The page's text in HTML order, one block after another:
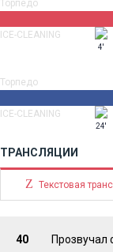
Торпедо
ICE-CLEANING
4'
Торпедо
ICE-CLEANING
24'
ТРАНСЛЯЦИИ
Z Текстовая
40
Прозвучал